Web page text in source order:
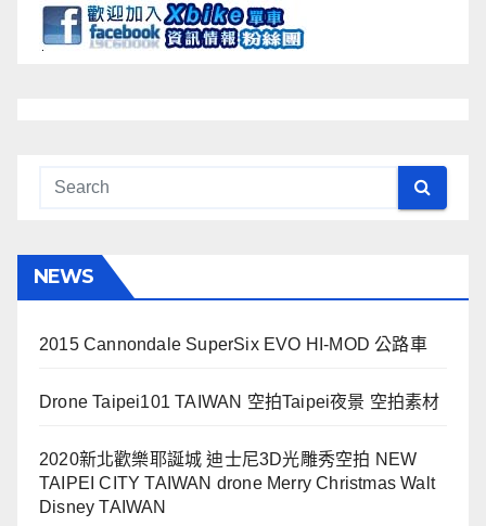
NEWS
2015 Cannondale SuperSix EVO HI-MOD 公路車
Drone Taipei101 TAIWAN 空拍Taipei夜景 空拍素材
2020新北歡樂耶誕城 迪士尼3D光雕秀空拍 NEW
TAIPEI CITY TAIWAN drone Merry Christmas Walt
Disney TAIWAN